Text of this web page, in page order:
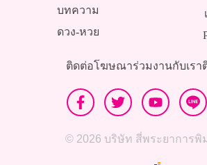
บทความ
ดวง-หวย
ติดต่อโฆษณาร่วมงานกับเรา
© 2026 บริษัท สี่พระยาการพิ